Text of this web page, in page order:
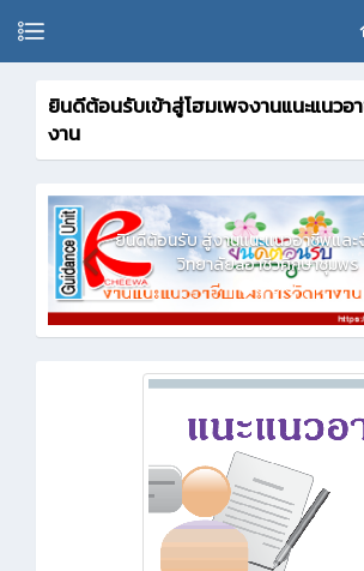
ยินดีต้อนรับเข้าสู่โฮมเพจงานแนะแนวอ
งาน